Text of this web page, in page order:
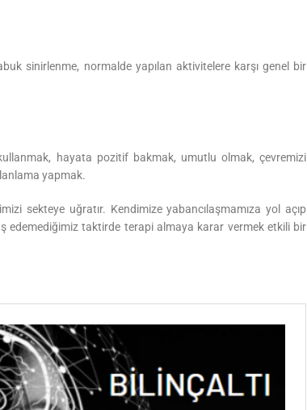
sinirlenme, normalde yapılan aktivitelere karşı genel bir
hayata pozitif bakmak, umutlu olmak, çevremizi
yapmak.
sekteye uğratır. Kendimize yabancılaşmamıza yol açıp
edemediğimiz taktirde terapi almaya karar vermek etkili bir